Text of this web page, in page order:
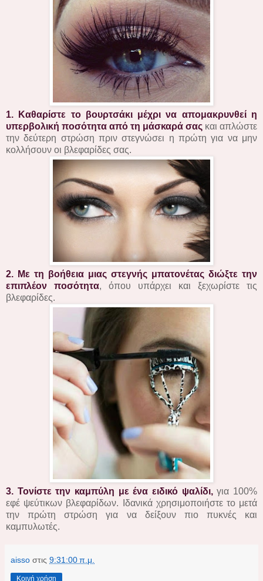
1.
Καθαρίστε το βουρτσάκι μέχρι να απομακρυνθεί η
υπερβολική ποσότητα από τη μάσκαρά σας και απλώστε
την δεύτερη στρώση πριν στεγνώσει η πρώτη για να μην
κολλήσουν οι βλεφαρίδες σας.
2. Με τη βοήθεια μιας στεγνής μπατονέτας διώξτε την
επιπλέον ποσότητα, όπου υπάρχει και ξεχωρίστε τις
βλεφαρίδες.
3. Τονίστε την καμπύλη με ένα ειδικό ψαλίδι,για 100%
εφέ ψεύτικων βλεφαρίδων. Ιδανικά χρησιμοποιήστε το μετά
την πρώτη στρώση για να δείξουν πιο πυκνές και
καμπυλωτές.
aisso στις 9:31:00 π.μ.
Κοινή χρήση